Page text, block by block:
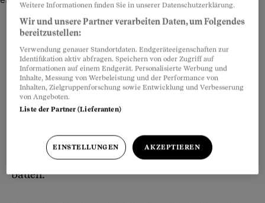
Teilen Anhören Merken Kommentare
Artikel teilen
Wer durch die Aussenquartiere grosser Städte
schlendert, sieht es deutlich: Ein Baugespann
schwindelerregend. In Zürich weichen ganze
Siedlungen, um neu dichter und ökologischer zu
bauen.
Weitere Informationen finden Sie in unserer Datenschutzerklärung.
Wir und unsere Partner verarbeiten Daten, um Folgendes
bereitzustellen:
Verwendung genauer Standortdaten. Endgeräteeigenschaften zur
Identifikation aktiv abfragen. Speichern von oder Zugriff auf
Informationen auf einem Endgerät. Personalisierte Werbung und
Inhalte, Messung von Werbeleistung und der Performance von
Inhalten, Zielgruppenforschung sowie Entwicklung und Verbesserung
von Angeboten.
Liste der Partner (Lieferanten)
EINSTELLUNGEN AKZEPTIEREN